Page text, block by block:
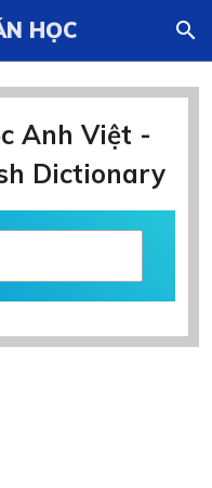
HỌC search
Anh Việt -
Dictionary